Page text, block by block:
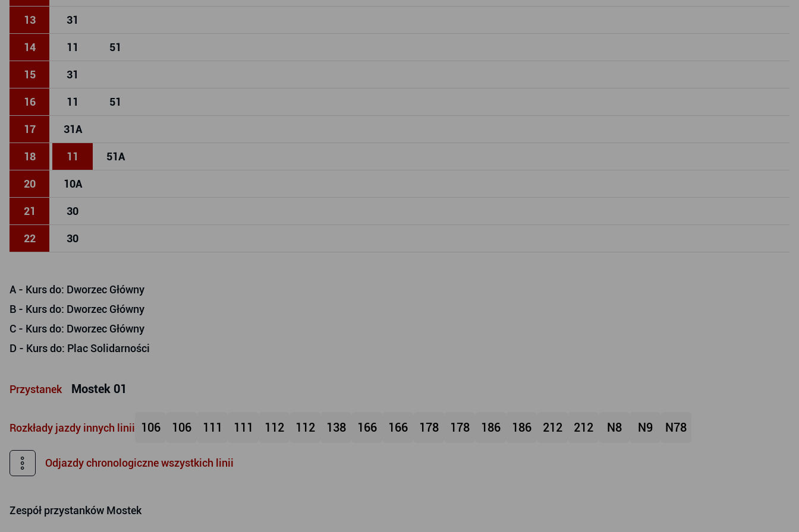
13 31
14 11 51
15 31
16 11 51
17 31A
18 11 51A
20 10A
21 30
22 30
A - Kurs do: Dworzec Główny
B - Kurs do: Dworzec Główny
C - Kurs do: Dworzec Główny
D - Kurs do: Plac Solidarności
Przystanek Mostek 01
Rozkłady jazdy innych linii 106 106 111 111 112 112 138 166 166 178 178 186 186 212 212 N8 N9 N78
Odjazdy chronologiczne wszystkich linii
Zespół przystanków Mostek